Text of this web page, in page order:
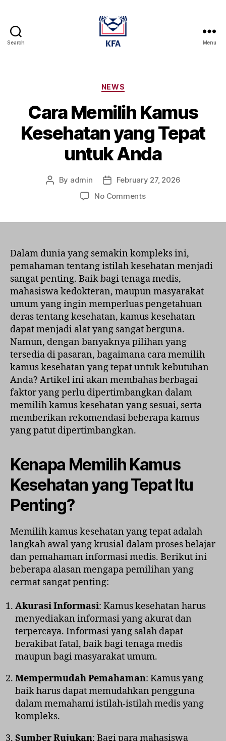
Search
Alat
Kesehatan
Menu
Categories
NEWS
Cara Memilih Kamus
Kesehatan yang Tepat
untuk Anda
Post
By admin
Post
date
February 27, 2026
No Commentson
yang
Tepat
Anda
Dalam dunia yang semakin kompleks ini,
pemahaman tentang istilah kesehatan menjadi
sangat penting. Baik bagi tenaga medis,
mahasiswa kedokteran, maupun masyarakat
umum yang ingin memperluas pengetahuan
deras tentang kesehatan, kamus kesehatan
dapat menjadi alat yang sangat berguna.
Namun, dengan banyaknya pilihan yang
tersedia di pasaran, bagaimana cara memilih
kamus kesehatan yang tepat untuk kebutuhan
Anda? Artikel ini akan membahas berbagai
faktor yang perlu dipertimbangkan dalam
memilih kamus kesehatan yang sesuai, serta
memberikan rekomendasi beberapa kamus
yang patut dipertimbangkan.
Kenapa Memilih Kamus
Kesehatan yang Tepat Itu
Penting?
Memilih kamus kesehatan yang tepat adalah
langkah awal yang krusial dalam proses belajar
dan pemahaman informasi medis. Berikut ini
beberapa alasan mengapa pemilihan yang
cermat sangat penting:
Akurasi Informasi: Kamus kesehatan harus
menyediakan informasi yang akurat dan
terpercaya. Informasi yang salah dapat
berakibat fatal, baik bagi tenaga medis
maupun bagi masyarakat umum.
Mempermudah Pemahaman: Kamus yang
baik harus dapat memudahkan pengguna
dalam memahami istilah-istilah medis yang
kompleks.
Sumber Rujukan: Bagi para mahasiswa